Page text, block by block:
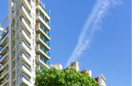
bedømmelse, 55 omtaler